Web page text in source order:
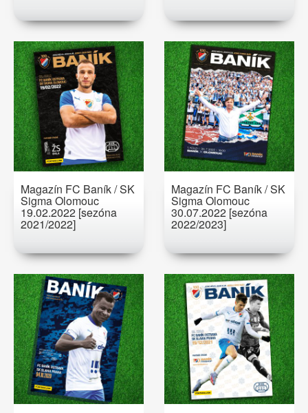
Magazín FC Baník / SK
Sigma Olomouc
19.02.2022 [sezóna
2021/2022]
Magazín FC Baník / SK
Sigma Olomouc
30.07.2022 [sezóna
2022/2023]